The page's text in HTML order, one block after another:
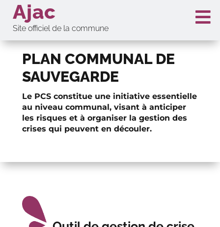
Ajac
Site officiel de la commune

PLAN COMMUNAL DE
SAUVEGARDE
Le PCS constitue une initiative essentielle
au niveau communal, visant à anticiper
les risques et à organiser la gestion des
crises qui peuvent en découler.